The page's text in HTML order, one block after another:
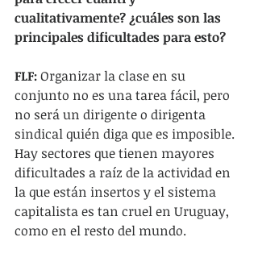
cualitativamente? ¿cuáles son las
principales dificultades para esto?
FLF: Organizar la clase en su
conjunto no es una tarea fácil, pero
no será un dirigente o dirigenta
sindical quién diga que es imposible.
Hay sectores que tienen mayores
dificultades a raíz de la actividad en
la que están insertos y el sistema
capitalista es tan cruel en Uruguay,
como en el resto del mundo.